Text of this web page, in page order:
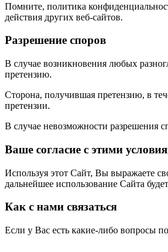
Помните, политика
действия других веб-сайтов.
Разрешение споров
В случае возникновения любых
претензию.
Сторона, получившая претензию, в
претензии.
В случае невозможности разрешения
Ваше согласие с этими
Используя этот Сайт, Вы выражаете
дальнейшее использование Сайта
Как с нами связаться
Если у Вас есть какие-либо вопросы